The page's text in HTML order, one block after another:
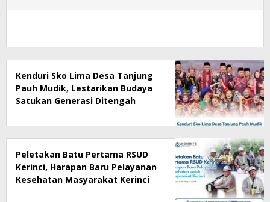
Kenduri Sko Lima Desa Tanjung
Pauh Mudik, Lestarikan Budaya
Satukan Generasi Ditengah
Peletakan Batu Pertama RSUD
Kerinci, Harapan Baru Pelayanan
Kesehatan Masyarakat Kerinci